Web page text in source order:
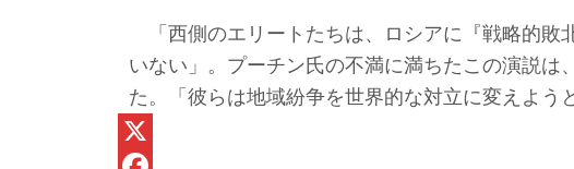
「西側のエリートたちは、ロシアに『戦略的敗
いない」。プーチン氏の不満に満ちたこの演説は
た。「彼らは地域紛争を世界的な対立に変えよう